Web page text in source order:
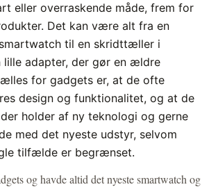
eller overraskende måde, frem for
Det kan være alt fra en
til en skridttæller i
lille adapter, der gør en ældre
for gadgets er, at de ofte
design og funktionalitet, og at de
holder af ny teknologi og gerne
med det nyeste udstyr, selvom
tilfælde er begrænset.
og havde altid det nyeste smartwatch og